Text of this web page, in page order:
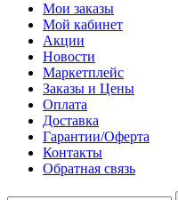
Мои заказы
Мой кабинет
Акции
Новости
Маркетплейс
Заказы и Цены
Оплата
Доставка
Гарантии/Оферта
Контакты
Обратная связь